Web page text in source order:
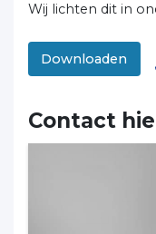
Wij lichten dit in
Downloaden
Contact